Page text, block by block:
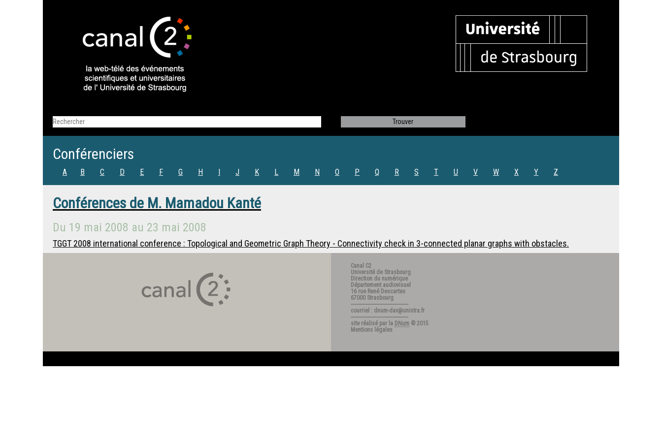
Conférenciers
A B C D E F G H I J K L M N O P Q R S T U V W X Y Z
Conférences de M. Mamadou Kanté
Du 19 mai 2008 au 23 mai 2008
TGGT 2008 international conference : Topological and Geometric Graph Theory - Connectivity check in 3-connected planar graphs with obstacles.
Canal C2
Université de Strasbourg
Direction du numérique
Département audiovisuel
16 rue René Descartes
67000 Strasbourg
---------------------------------------
courriel : dnum-dav@unistra.fr
---------------------------------------
site réalisé par la DNum © 2015
Mentions légales